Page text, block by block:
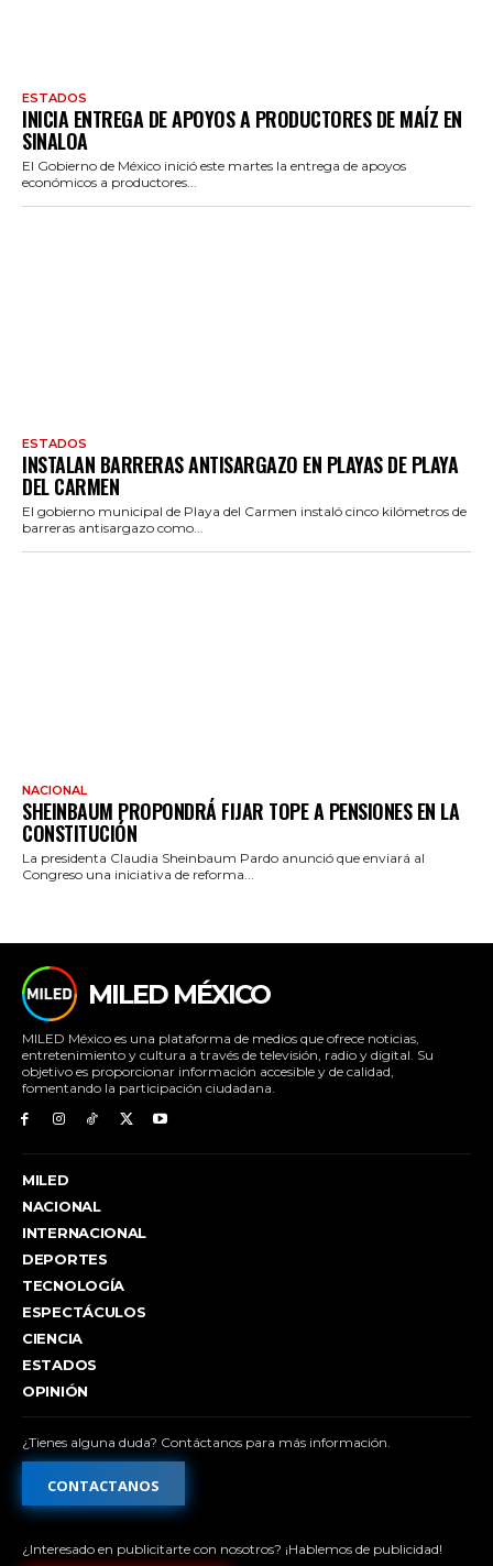
ESTADOS
INICIA ENTREGA DE APOYOS A PRODUCTORES DE MAÍZ EN
SINALOA
El Gobierno de México inició este martes la entrega de apoyos
económicos a productores...
ESTADOS
INSTALAN BARRERAS ANTISARGAZO EN PLAYAS DE PLAYA
DEL CARMEN
El gobierno municipal de Playa del Carmen instaló cinco kilómetros de
barreras antisargazo como...
NACIONAL
SHEINBAUM PROPONDRÁ FIJAR TOPE A PENSIONES EN LA
CONSTITUCIÓN
La presidenta Claudia Sheinbaum Pardo anunció que enviará al
Congreso una iniciativa de reforma...
MILED MÉXICO
MILED México es una plataforma de medios que ofrece noticias,
entretenimiento y cultura a través de televisión, radio y digital. Su
objetivo es proporcionar información accesible y de calidad,
fomentando la participación ciudadana.
MILED
NACIONAL
INTERNACIONAL
DEPORTES
TECNOLOGÍA
ESPECTÁCULOS
CIENCIA
ESTADOS
OPINIÓN
¿Tienes alguna duda? Contáctanos para más información.
CONTACTANOS
¿Interesado en publicitarte con nosotros? ¡Hablemos de publicidad!